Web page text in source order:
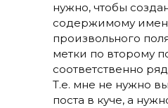
нужно, чтобы
содержимому
произвольного
метки по второму
соответственно
Т.е. мне не нужно
поста в куче, а